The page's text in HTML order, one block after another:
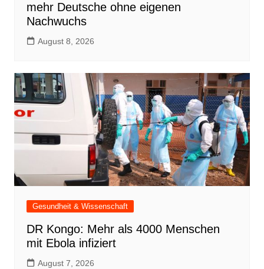
mehr Deutsche ohne eigenen
Nachwuchs
August 8, 2026
Gesundheit & Wissenschaft
DR Kongo: Mehr als 4000 Menschen
mit Ebola infiziert
August 7, 2026